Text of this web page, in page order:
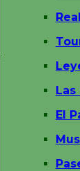
Las
El